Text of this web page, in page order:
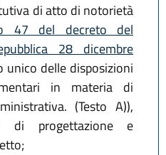
di atto di notorietà
47 del decreto del
28 dicembre
unico delle disposizioni
in materia di
(Testo A)),
di progettazione e